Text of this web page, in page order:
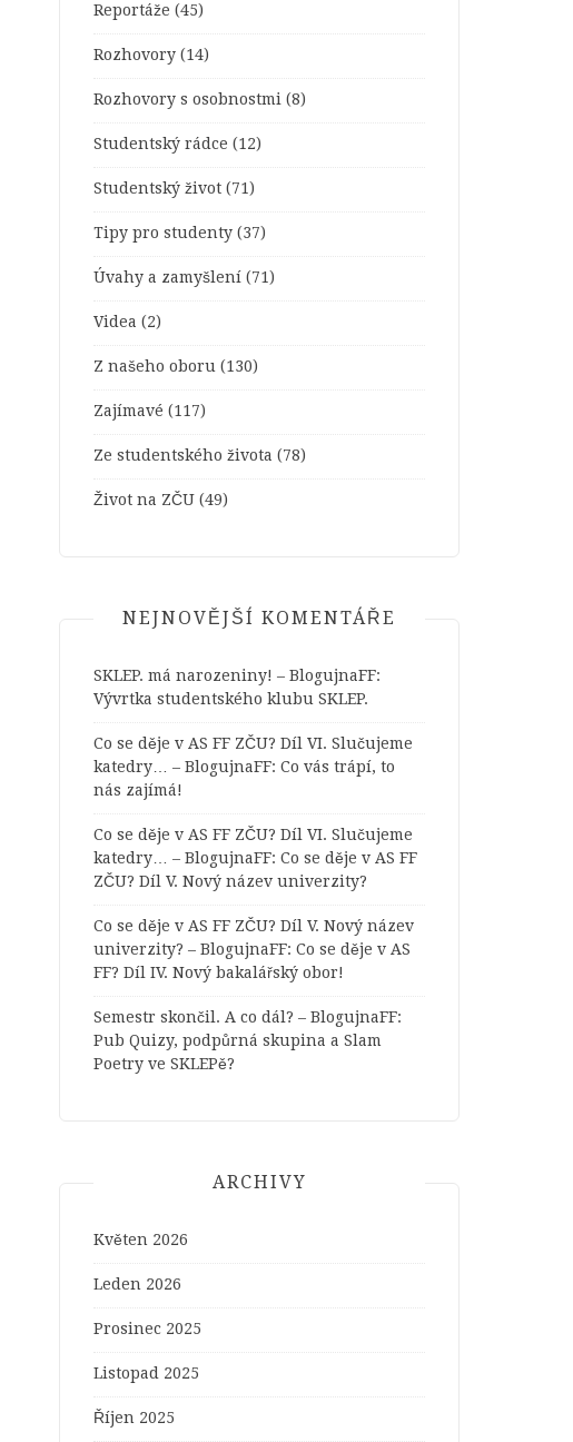
Reportáže (45)
Rozhovory (14)
Rozhovory s osobnostmi (8)
Studentský rádce (12)
Studentský život (71)
Tipy pro studenty (37)
Úvahy a zamyšlení (71)
Videa (2)
Z našeho oboru (130)
Zajímavé (117)
Ze studentského života (78)
Život na ZČU (49)
NEJNOVĚJŠÍ KOMENTÁŘE
SKLEP. má narozeniny! – BlogujnaFF:
Vývrtka studentského klubu SKLEP.
Co se děje v AS FF ZČU? Díl VI. Slučujeme
katedry… – BlogujnaFF: Co vás trápí, to
nás zajímá!
Co se děje v AS FF ZČU? Díl VI. Slučujeme
katedry… – BlogujnaFF: Co se děje v AS FF
ZČU? Díl V. Nový název univerzity?
Co se děje v AS FF ZČU? Díl V. Nový název
univerzity? – BlogujnaFF: Co se děje v AS
FF? Díl IV. Nový bakalářský obor!
Semestr skončil. A co dál? – BlogujnaFF:
Pub Quizy, podpůrná skupina a Slam
Poetry ve SKLEPě?
ARCHIVY
Květen 2026
Leden 2026
Prosinec 2025
Listopad 2025
Říjen 2025